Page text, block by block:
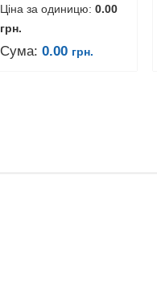
Ціна за одиницю: 0.00
грн.
Сума: 0.00 грн.